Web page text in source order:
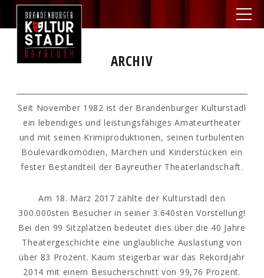
ARCHIV
Seit November 1982 ist der Brandenburger Kulturstadl
ein lebendiges und leistungsfähiges Amateurtheater
und mit seinen Krimiproduktionen, seinen turbulenten
Boulevardkomödien, Märchen und Kinderstücken ein
fester Bestandteil der Bayreuther Theaterlandschaft.
Am 18. März 2017 zählte der Kulturstadl den
300.000sten Besucher in seiner 3.640sten Vorstellung!
Bei den 99 Sitzplätzen bedeutet dies über die 40 Jahre
Theatergeschichte eine unglaubliche Auslastung von
über 83 Prozent. Kaum steigerbar war das Rekordjahr
2014 mit einem Besucherschnitt von 99,76 Prozent.